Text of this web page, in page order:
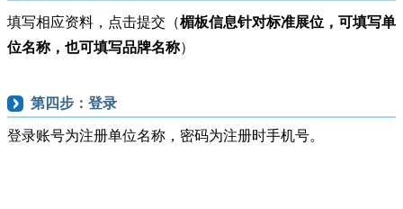
填写相应资料，点击提交（楣板信息针对标准展位，可填写单
位名称，也可填写品牌名称）
第四步：登录
登录账号为注册单位名称，密码为注册时手机号。